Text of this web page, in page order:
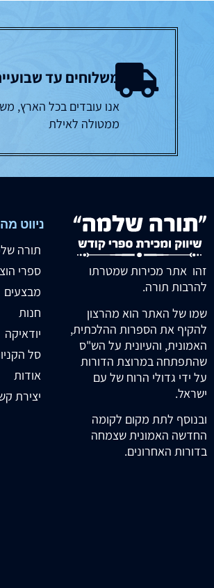
משלוחים עד
אנו עובדים בכל הארץ,
ממטולה לאילת
זהו אתר מכירות שמטרתו
להרבות תורה.
שמו של האתר הוא מהרצון
להקיף את הספרות ההלכתית,
האמונית, והעיונית על הש"ס
שהתפתחה במרוצת הדורות
על ידי גדולי הרוח של עם
ישראל.
ובנוסף לתת מקום לקומה
החדשה האמונית שצמחה
בדורות האחרונים.
ניווט
תורה
ספרי
מבצעים
חנות
יודאיקה
סל
אודות
יצירת